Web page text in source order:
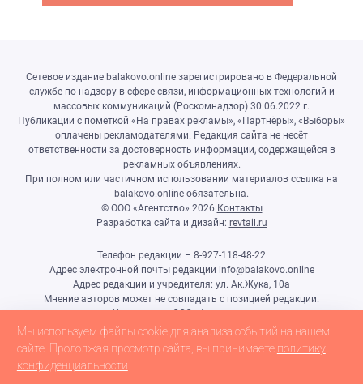
Сетевое издание balakovo.online зарегистрировано в Федеральной
службе по надзору в сфере связи, информационных технологий и
массовых коммуникаций (Роскомнадзор) 30.06.2022 г.
Публикации с пометкой «На правах рекламы», «Партнёры», «Выборы»
оплачены рекламодателями. Редакция сайта не несёт
ответственности за достоверность информации, содержащейся в
рекламных объявлениях.
При полном или частичном использовании материалов ссылка на
balakovo.online обязательна.
© ООО «Агентство» 2026 Контакты
Разработка сайта и дизайн: revtail.ru
Телефон редакции – 8-927-118-48-22
Адрес электронной почты редакции info@balakovo.online
Адрес редакции и учредителя: ул. Ак.Жука, 10а
Мнение авторов может не совпадать с позицией редакции.
Учредитель: ООО «Агентство»
Гл.редактор Ивлиева Н.Н.
Настоящий ресурс может содержать материалы 18+
Мы используем файлы cookie для анализа событий на нашем
сайте. Продолжая просмотр сайта, вы принимаете политику
конфиденциальности